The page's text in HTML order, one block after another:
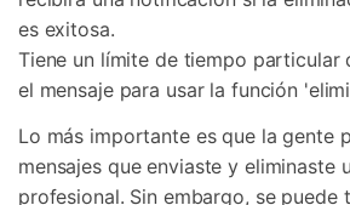
es exitosa.
Tiene un límite de tiempo particular
el mensaje para usar la función
Lo más importante es que la gente
mensajes que enviaste y eliminaste
profesional. Sin embargo, se puede